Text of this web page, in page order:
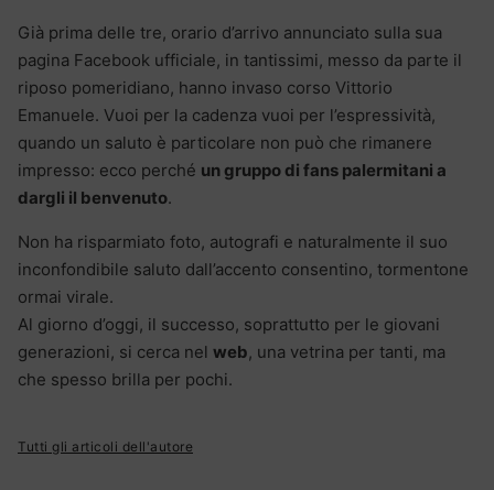
Già prima delle tre, orario d’arrivo annunciato sulla sua
pagina Facebook ufficiale, in tantissimi, messo da parte il
riposo pomeridiano, hanno invaso corso Vittorio
Emanuele. Vuoi per la cadenza vuoi per l’espressività,
quando un saluto è particolare non può che rimanere
impresso: ecco perché un gruppo di fans palermitani a
dargli il benvenuto.
Non ha risparmiato foto, autografi e naturalmente il suo
inconfondibile saluto dall’accento consentino, tormentone
ormai virale.
Al giorno d’oggi, il successo, soprattutto per le giovani
generazioni, si cerca nel web, una vetrina per tanti, ma
che spesso brilla per pochi.
Tutti gli articoli dell'autore